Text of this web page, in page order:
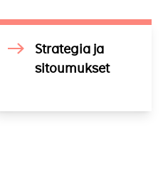
Strategia ja
sitoumukset